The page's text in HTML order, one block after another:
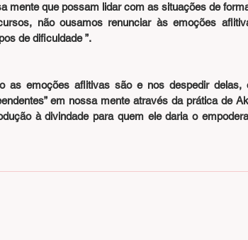
mente que possam lidar com as situações de
não ousamos renunciar às emoções
de dificuldade ”.
as emoções aflitivas são e nos despedir delas,
em nossa mente através da prática de
à divindade para quem ele daria o